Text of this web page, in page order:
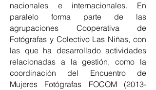
nacionales e internacionales. En
paralelo forma parte de las
agrupaciones Cooperativa de
Fotógrafas y Colectivo Las Niñas, con
las que ha desarrollado actividades
relacionadas a la gestión, como la
coordinación del Encuentro de
Mujeres Fotógrafas FOCOM (2013-